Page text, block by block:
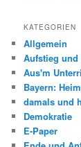
KATEGORIEN
Allgemein
Aufstieg und
Aus'm
Bayern:
damals und
Demokratie
E-Paper